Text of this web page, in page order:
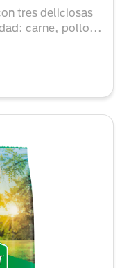
tres deliciosas
carne, pollo...